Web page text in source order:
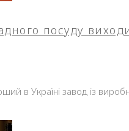
посуду
в Україні завод із